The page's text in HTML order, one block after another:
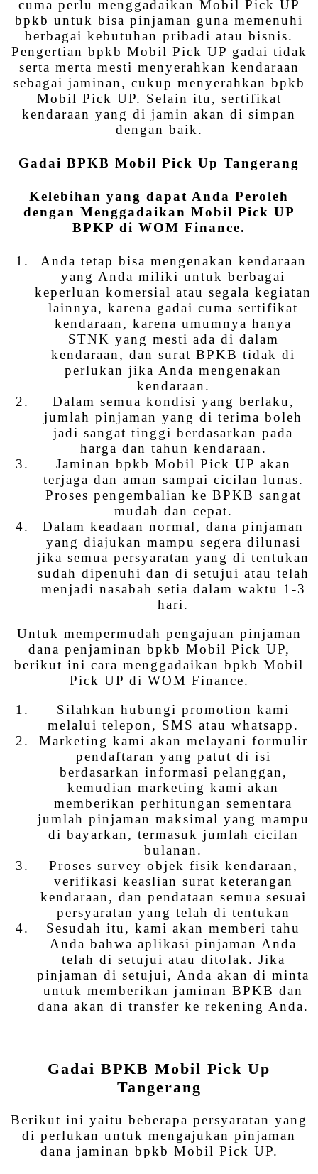
cuma perlu menggadaikan Mobil Pick UP
bpkb untuk bisa pinjaman guna memenuhi
berbagai kebutuhan pribadi atau bisnis.
Pengertian bpkb Mobil Pick UP gadai tidak
serta merta mesti menyerahkan kendaraan
sebagai jaminan, cukup menyerahkan bpkb
Mobil Pick UP. Selain itu, sertifikat
kendaraan yang di jamin akan di simpan
dengan baik.
Gadai BPKB Mobil Pick Up Tangerang
Kelebihan yang dapat Anda Peroleh
dengan Menggadaikan Mobil Pick UP
BPKP di WOM Finance.
Anda tetap bisa mengenakan kendaraan
yang Anda miliki untuk berbagai
keperluan komersial atau segala kegiatan
lainnya, karena gadai cuma sertifikat
kendaraan, karena umumnya hanya
STNK yang mesti ada di dalam
kendaraan, dan surat BPKB tidak di
perlukan jika Anda mengenakan
kendaraan.
Dalam semua kondisi yang berlaku,
jumlah pinjaman yang di terima boleh
jadi sangat tinggi berdasarkan pada
harga dan tahun kendaraan.
Jaminan bpkb Mobil Pick UP akan
terjaga dan aman sampai cicilan lunas.
Proses pengembalian ke BPKB sangat
mudah dan cepat.
Dalam keadaan normal, dana pinjaman
yang diajukan mampu segera dilunasi
jika semua persyaratan yang di tentukan
sudah dipenuhi dan di setujui atau telah
menjadi nasabah setia dalam waktu 1-3
hari.
Untuk mempermudah pengajuan pinjaman
dana penjaminan bpkb Mobil Pick UP,
berikut ini cara menggadaikan bpkb Mobil
Pick UP di WOM Finance.
Silahkan hubungi promotion kami
melalui telepon, SMS atau whatsapp.
Marketing kami akan melayani formulir
pendaftaran yang patut di isi
berdasarkan informasi pelanggan,
kemudian marketing kami akan
memberikan perhitungan sementara
jumlah pinjaman maksimal yang mampu
di bayarkan, termasuk jumlah cicilan
bulanan.
Proses survey objek fisik kendaraan,
verifikasi keaslian surat keterangan
kendaraan, dan pendataan semua sesuai
persyaratan yang telah di tentukan
Sesudah itu, kami akan memberi tahu
Anda bahwa aplikasi pinjaman Anda
telah di setujui atau ditolak. Jika
pinjaman di setujui, Anda akan di minta
untuk memberikan jaminan BPKB dan
dana akan di transfer ke rekening Anda.
Gadai BPKB Mobil Pick Up
Tangerang
Berikut ini yaitu beberapa persyaratan yang
di perlukan untuk mengajukan pinjaman
dana jaminan bpkb Mobil Pick UP.